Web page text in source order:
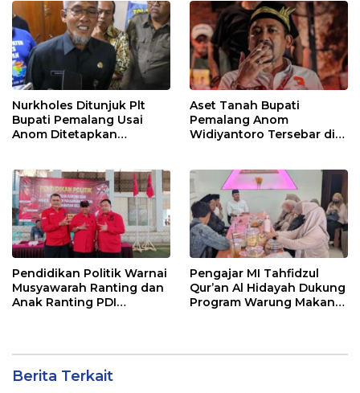
Nurkholes Ditunjuk Plt
Bupati Pemalang Usai
Anom Ditetapkan
Aset Tanah Bupati
Pemalang Anom
Widiyantoro Tersebar di
Pendidikan Politik Warnai
Musyawarah Ranting dan
Anak Ranting PDI
Pengajar MI Tahfidzul
Qur’an Al Hidayah Dukung
Program Warung Makan
Berita Terkait